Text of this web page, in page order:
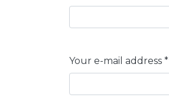
Your e-mail address *